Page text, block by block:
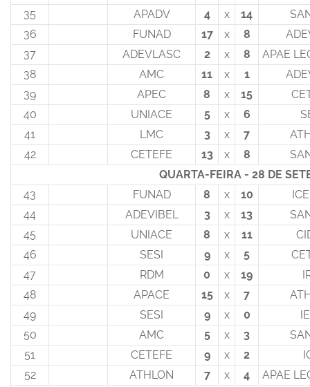
35
APADV 4 x 14
36
FUNAD 17 x 8
37
ADEVLASC 2 x 8
APAE
38
AMC 11 x 1
39
APEC 8 x 15
40
UNIACE 5 x 6
41
LMC 3 x 7
42
CETEFE 13 x 8
QUARTA-FEIRA - 28 DE
43
FUNAD 8 x 10
44
ADEVIBEL 3 x 13
45
UNIACE 8 x 11
46
SESI 9 x 5
47
RDM 0 x 19
48
APACE 15 x 7
49
SESI 9 x 0
50
AMC 5 x 3
51
CETEFE 9 x 2
52
ATHLON 7 x 4
APAE